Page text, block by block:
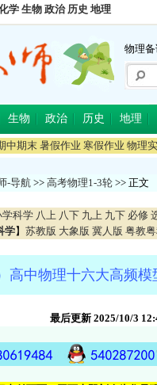
学 生物 政治 历史 地理
物理
生物 政治 历史 地理
中期末 暑假作业 寒假作业 物理
-导航 >> 高考物理1-3轮 >> 正文
学科学 八上 八下 九上 九下 必修
学】 苏教版 大象版 冀人版 粤教
高中物理十六大高频
最后更新 2025/10/3